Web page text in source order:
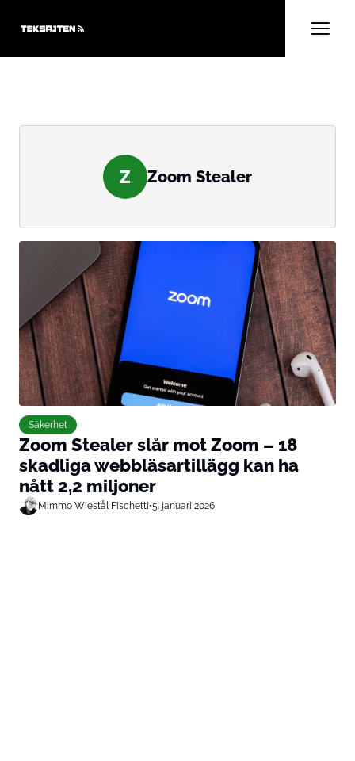
Z Zoom Stealer
Säkerhet
Zoom Stealer slår mot Zoom – 18
skadliga webbläsartillägg kan ha
nått 2,2 miljoner
Mimmo Wiestål Fischetti•5. januari 2026